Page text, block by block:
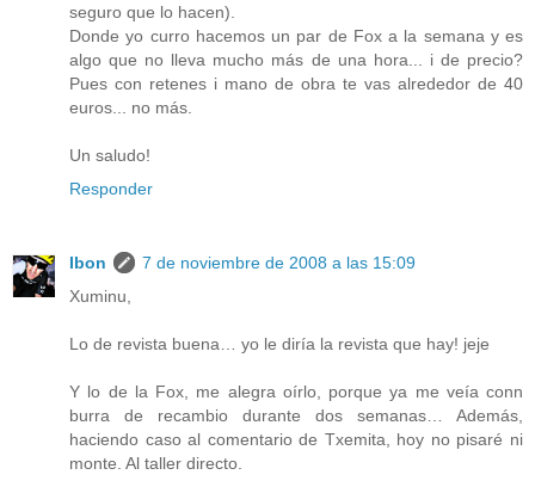
seguro que lo hacen).
Donde yo curro hacemos un par de Fox a la semana y es
algo que no lleva mucho más de una hora... i de precio?
Pues con retenes i mano de obra te vas alrededor de 40
euros... no más.
Un saludo!
Responder
Ibon
7 de noviembre de 2008 a las 15:09
Xuminu,
Lo de revista buena… yo le diría la revista que hay! jeje
Y lo de la Fox, me alegra oírlo, porque ya me veía conn
burra de recambio durante dos semanas… Además,
haciendo caso al comentario de Txemita, hoy no pisaré ni
monte. Al taller directo.